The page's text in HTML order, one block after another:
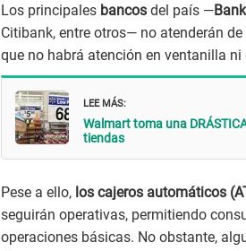
Los principales bancos del país —
Citibank, entre otros— no atenderán
que no habrá atención en ventanilla
LEE MÁS:
Walmart toma una
tiendas
Pese a ello, los cajeros automáticos
seguirán operativas, permitiendo
operaciones básicas. No obstante,